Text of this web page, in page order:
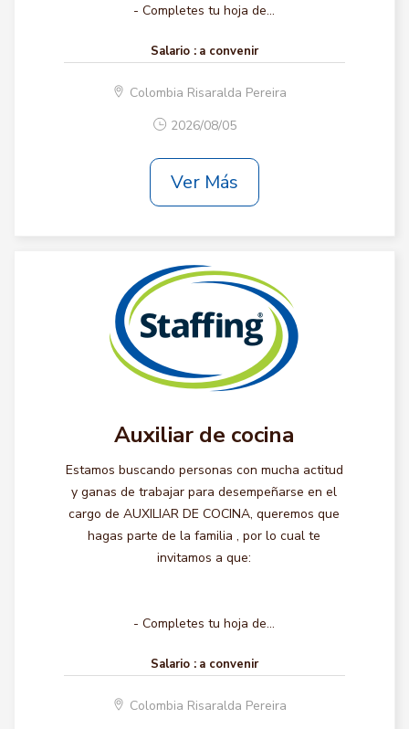
- Completes tu hoja de...
Salario : a convenir
Colombia Risaralda Pereira
2026/08/05
Ver Más
Auxiliar de cocina
Estamos buscando personas con mucha actitud
y ganas de trabajar para desempeñarse en el
cargo de AUXILIAR DE COCINA, queremos que
hagas parte de la familia , por lo cual te
invitamos a que:
- Completes tu hoja de...
Salario : a convenir
Colombia Risaralda Pereira